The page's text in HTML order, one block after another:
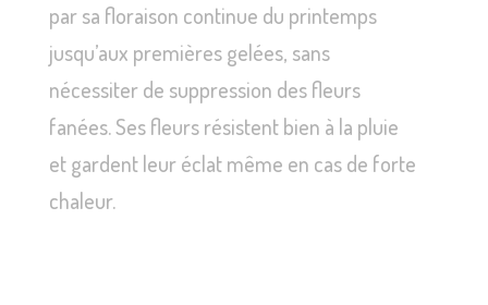
par sa floraison continue du printemps
jusqu’aux premières gelées, sans
nécessiter de suppression des fleurs
fanées. Ses fleurs résistent bien à la pluie
et gardent leur éclat même en cas de forte
chaleur.